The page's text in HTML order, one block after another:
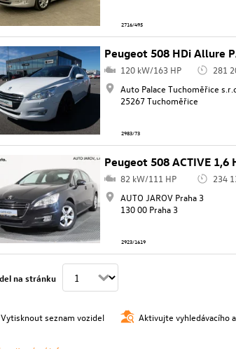
2716/495
Peugeot 508 HDi Allure
120 kW/163 HP 281
Auto Palace Tuchoměřice
25267 Tuchoměřice
2983/73
Peugeot 508 ACTIVE 1,6
82 kW/111 HP 234
AUTO JAROV Praha 3
130 00 Praha 3
2923/1619
na stránku
Vytisknout seznam vozidel Aktivujte vyhledávacího